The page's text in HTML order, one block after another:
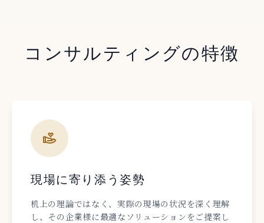
コンサルティングの特徴
現場に寄り添う姿勢
机上の理論ではなく、実際の現場の状況を深く理解
し、その企業様に最適なソリューションをご提案し